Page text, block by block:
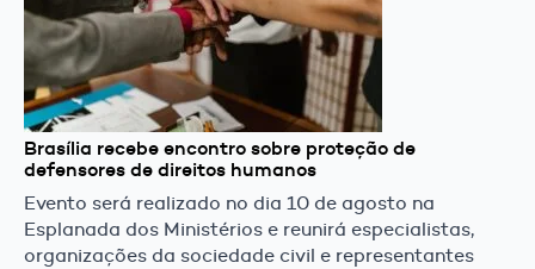
Brasília recebe encontro sobre proteção de
defensores de direitos humanos
Evento será realizado no dia 10 de agosto na
Esplanada dos Ministérios e reunirá especialistas,
organizações da sociedade civil e representantes